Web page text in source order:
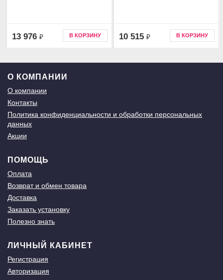
13 976 ₽ В КОРЗИНУ 10 515 ₽ В КОРЗИНУ
О КОМПАНИИ
О компании
Контакты
Политика конфиденциальности и обработки персональных
данных
Акции
ПОМОЩЬ
Оплата
Возврат и обмен товара
Доставка
Заказать установку
Полезно знать
ЛИЧНЫЙ КАБИНЕТ
Регистрация
Авторизация